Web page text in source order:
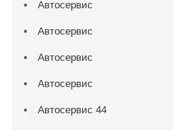
Автосервис
Автосервис
Автосервис
Автосервис
Автосервис 44